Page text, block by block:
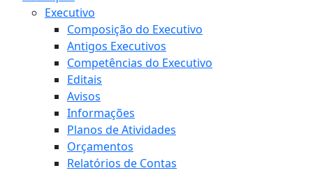
Executivo
Composição do Executivo
Antigos Executivos
Competências do Executivo
Editais
Avisos
Informações
Planos de Atividades
Orçamentos
Relatórios de Contas